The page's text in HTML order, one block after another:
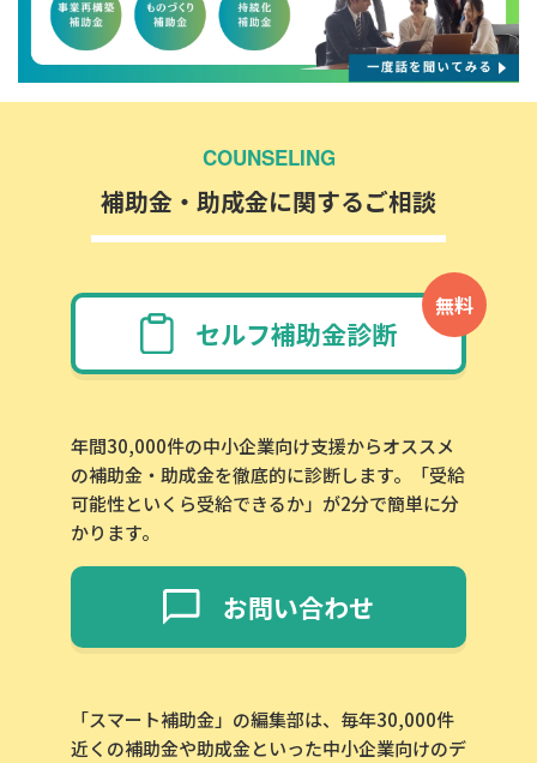
COUNSELING
補助金・助成金に関するご相談
無料
セルフ補助金診断
年間30,000件の中小企業向け支援からオススメ
の補助金・助成金を徹底的に診断します。「受給
可能性といくら受給できるか」が2分で簡単に分
かります。
お問い合わせ
「スマート補助金」の編集部は、毎年30,000件
近くの補助金や助成金といった中小企業向けのデ